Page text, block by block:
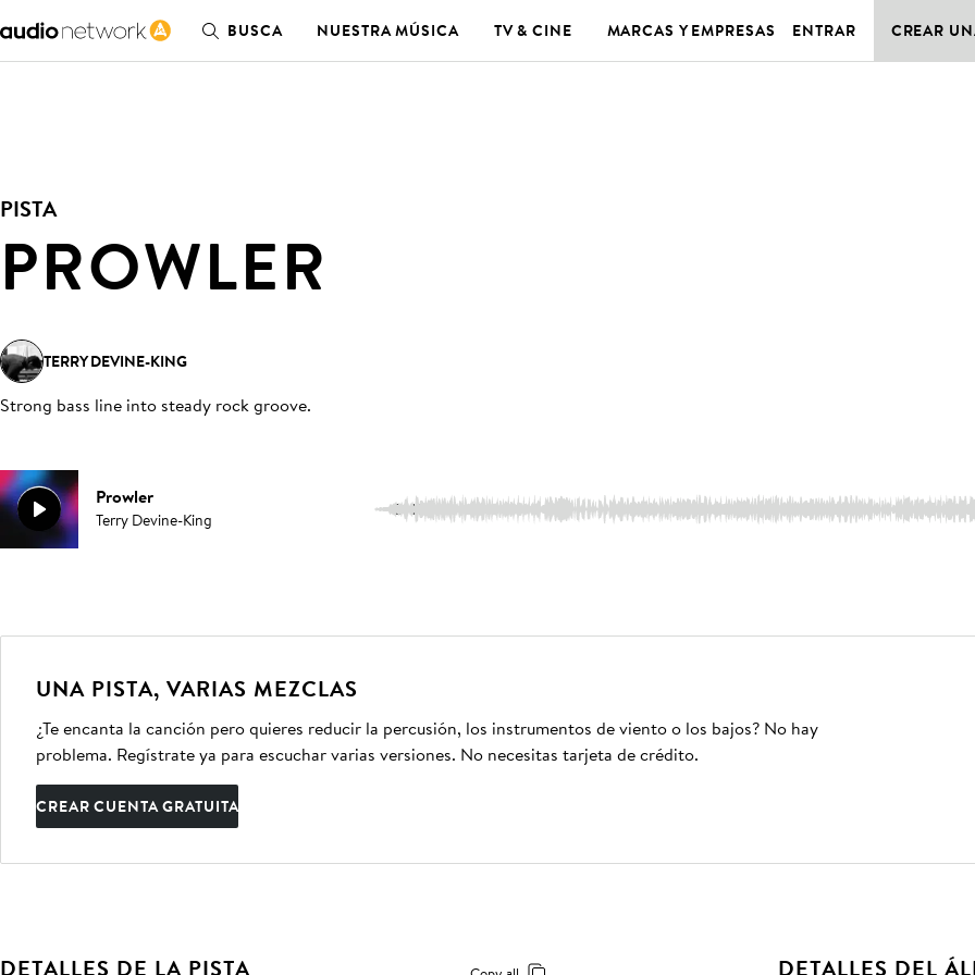
BUSCA NUESTRA MÚSICA TV & CINE MARCAS Y EMPRESAS ENTRAR CREAR
PISTA
PROWLER
TERRY DEVINE-KING
Strong bass line into steady rock groove.
Prowler
Terry Devine-King 2:40
UNA PISTA, VARIAS MEZCLAS
¿Te encanta la canción pero quieres reducir la percusión, los instrumentos de viento o los bajos? No hay
problema. Regístrate ya para escuchar varias versiones. No necesitas tarjeta de crédito.
CREAR CUENTA GRATUITA
DETALLES DE LA PISTA DETALLES DEL